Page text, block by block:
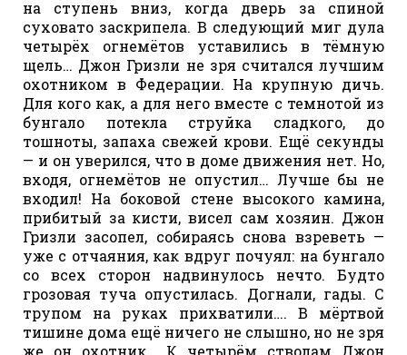
на ступень вниз, когда дверь за спиной
суховато заскрипела. В следующий миг дула
четырёх огнемётов уставились в тёмную
щель… Джон Гризли не зря считался лучшим
охотником в Федерации. На крупную дичь.
Для кого как, а для него вместе с темнотой из
бунгало потекла струйка сладкого, до
тошноты, запаха свежей крови. Ещё секунды
— и он уверился, что в доме движения нет. Но,
входя, огнемётов не опустил… Лучше бы не
входил! На боковой стене высокого камина,
прибитый за кисти, висел сам хозяин. Джон
Гризли засопел, собираясь снова взреветь —
уже с отчаяния, как вдруг почуял: на бунгало
со всех сторон надвинулось нечто. Будто
грозовая туча опустилась. Догнали, гады. С
трупом на руках прихватили…. В мёртвой
тишине дома ещё ничего не слышно, но не зря
же он охотник… К четырём стволам Джон